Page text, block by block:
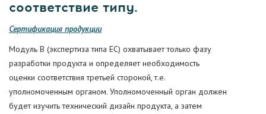
соответствие типу.
Сертификация продукции
Модуль B (экспертиза типа EC) охватывает только фазу
разработки продукта и определяет необходимость
оценки соответствия третьей стороной, т.е.
уполномоченным органом. Уполномоченный орган должен
будет изучить технический дизайн продукта, а затем